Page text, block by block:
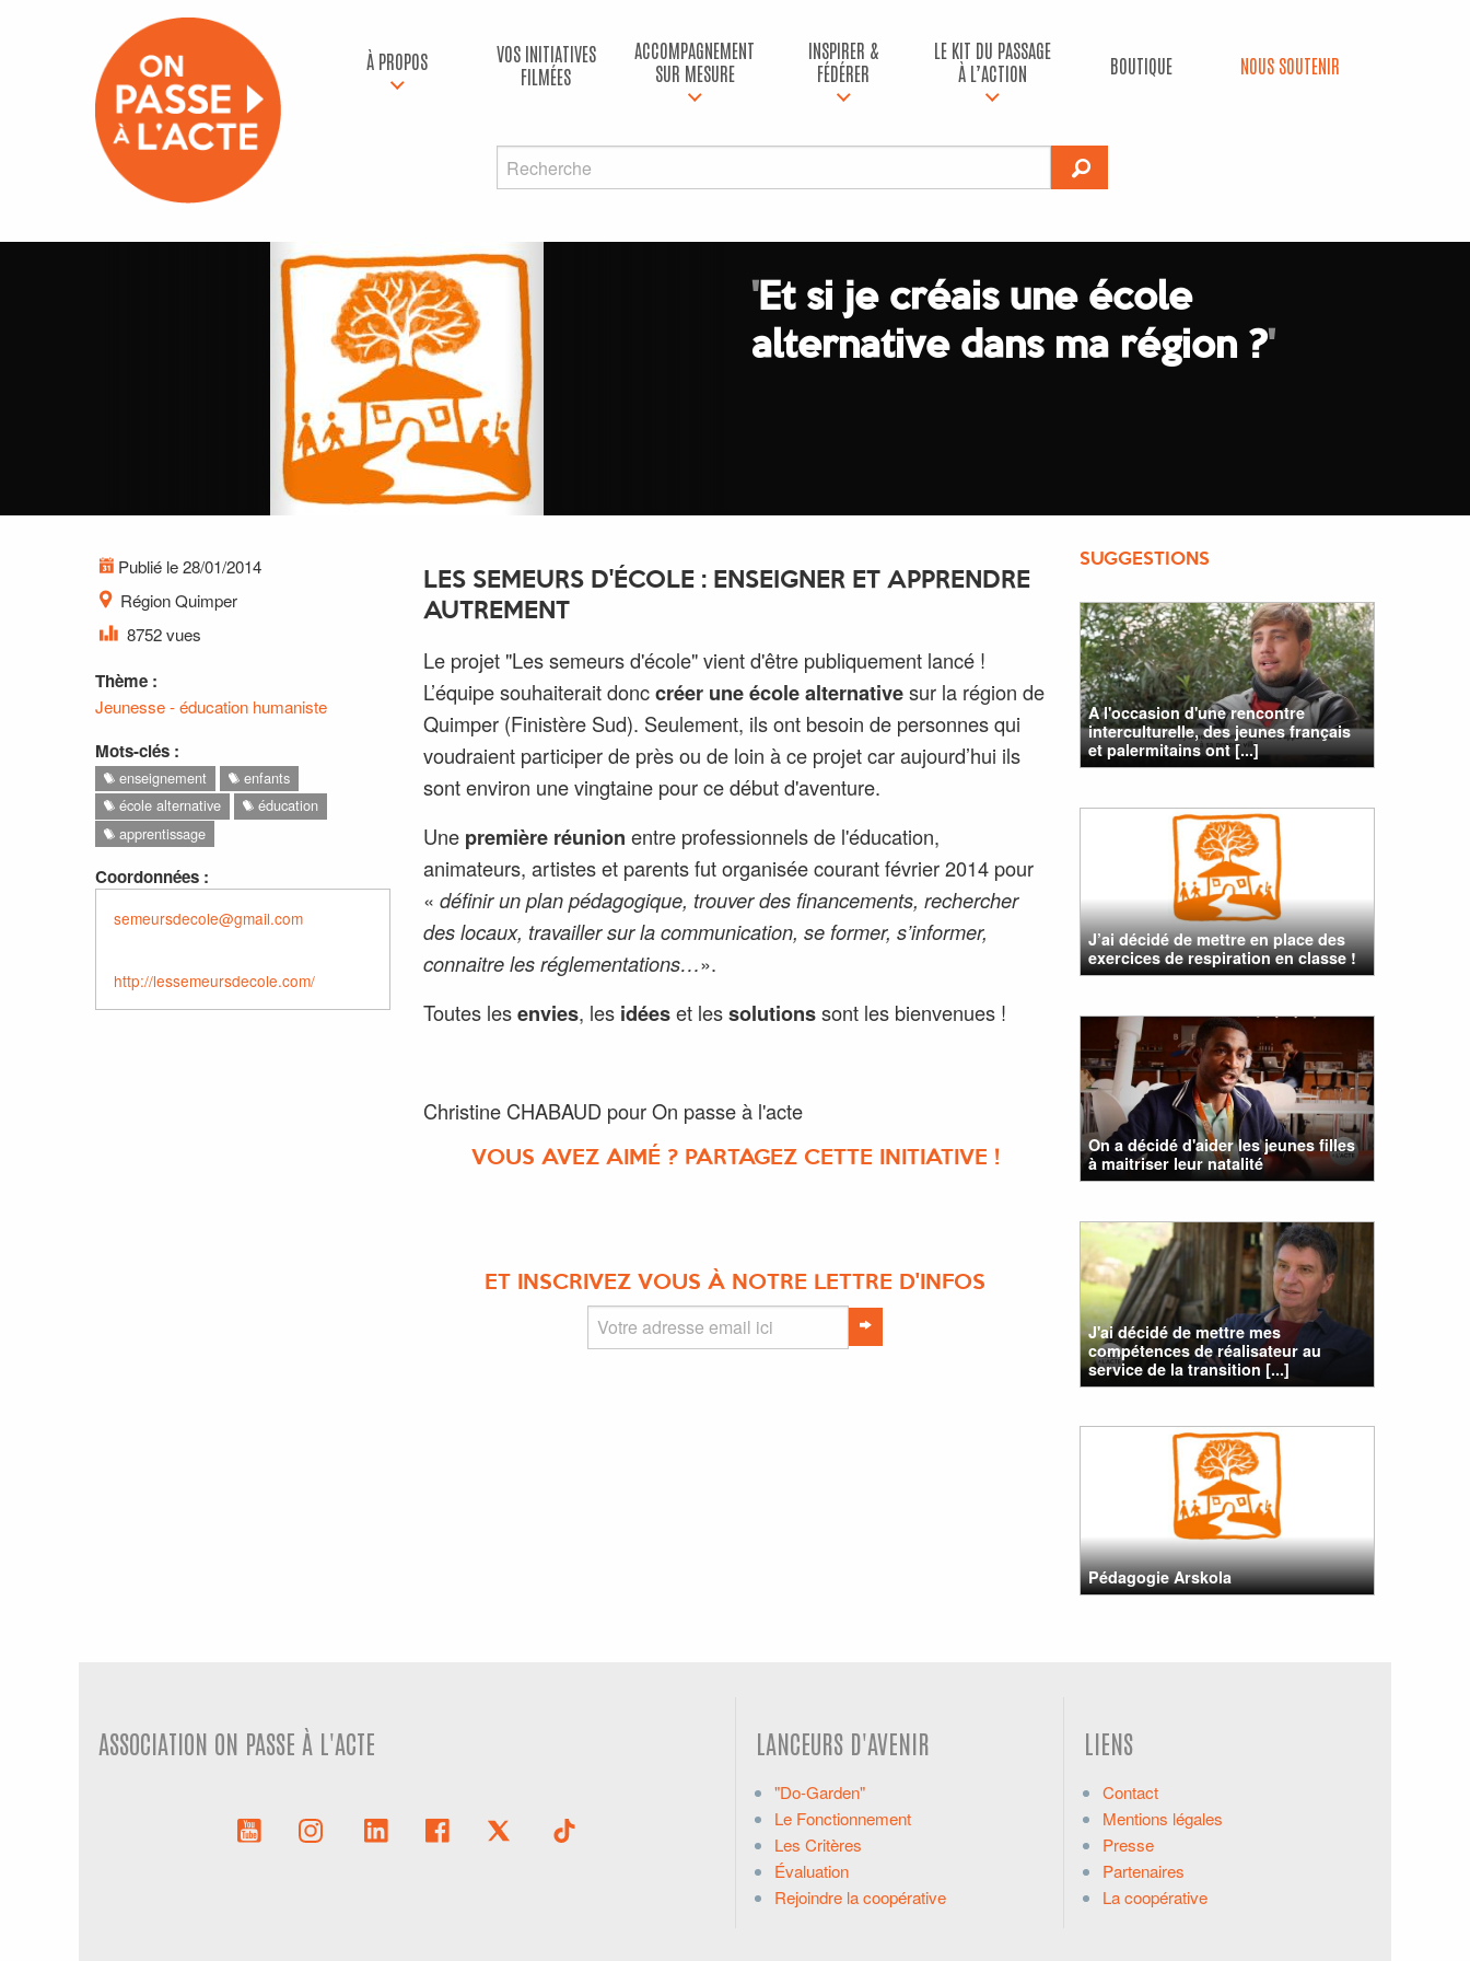
À PROPOS
VOS INITIATIVES
FILMÉES
ACCOMPAGNEMENT
SUR MESURE
INSPIRER &
FÉDÉRER
LE KIT DU PASSAGE
À L’ACTION
BOUTIQUE NOUS SOUTENIR
'Et si je créais une école
alternative dans ma région ?'
Publié le 28/01/2014
Région Quimper
8752 vues
Thème :
Jeunesse - éducation humaniste
Mots-clés :
enseignement
enfants
école alternative
éducation
apprentissage
Coordonnées :
semeursdecole@gmail.com
http://lessemeursdecole.com/
LES SEMEURS D'ÉCOLE : ENSEIGNER ET APPRENDRE
AUTREMENT
Le projet "Les semeurs d'école" vient d'être publiquement lancé !
L’équipe souhaiterait donccréer une école alternativesur la région de
Quimper (Finistère Sud). Seulement, ils ont besoin de personnes qui
voudraient participer de près ou de loin à ce projet car aujourd’hui ils
sont environ une vingtaine pour ce début d'aventure.
Une première réunion entre professionnels de l'éducation,
animateurs, artistes et parents fut organisée courant février 2014 pour
« définir un plan pédagogique, trouver des financements, rechercher
des locaux, travailler sur la communication, se former, s’informer,
connaitre les réglementations…».
Toutes lesenvies, les idéeset lessolutionssont les bienvenues !
Christine CHABAUD pour On passe à l'acte
VOUS AVEZ AIMÉ ? PARTAGEZ CETTE INITIATIVE !
ET INSCRIVEZ VOUS À NOTRE LETTRE D'INFOS
SUGGESTIONS
A l'occasion d'une rencontre
interculturelle, des jeunes français
et palermitains ont [...]
J’ai décidé de mettre en place des
exercices de respiration en classe !
On a décidé d'aider les jeunes filles
à maitriser leur natalité
J'ai décidé de mettre mes
compétences de réalisateur au
service de la transition [...]
Pédagogie Arskola
ASSOCIATION ON PASSE À L'ACTE LANCEURS D'AVENIR
"Do-Garden"
Le Fonctionnement
Les Critères
Évaluation
Rejoindre la coopérative
LIENS
Contact
Mentions légales
Presse
Partenaires
La coopérative